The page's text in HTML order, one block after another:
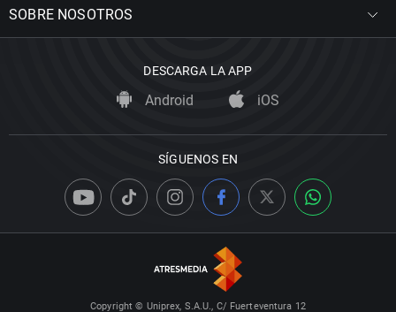
SOBRE NOSOTROS
DESCARGA LA APP
Android iOS
SÍGUENOS EN
Copyright © Uniprex, S.A.U., C/ Fuerteventura 12